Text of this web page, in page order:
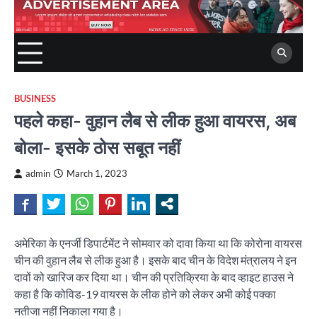
BUSINESS
पहले कहा- वुहान लैब से लीक हुआ वायरस, अब
बोला- इसके ठोस सबूत नहीं
admin March 1, 2023
अमेरिका के एनर्जी डिपार्टमेंट ने सोमवार को दावा किया था कि कोरोना वायरस
चीन की वुहान लैब से लीक हुआ है। इसके बाद चीन के विदेश मंत्रालय ने इन
दावों को खारिज कर दिया था। चीन की प्रतिक्रिया के बाद व्हाइट हाउस ने
कहा है कि कोविड-19 वायरस के लीक होने को लेकर अभी कोई पक्का
नतीजा नहीं निकाला गया है।